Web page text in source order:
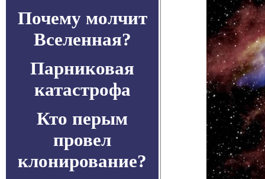
Почему молчит
Вселенная?
Парниковая
катастрофа
Кто перым
провел
клонирование?